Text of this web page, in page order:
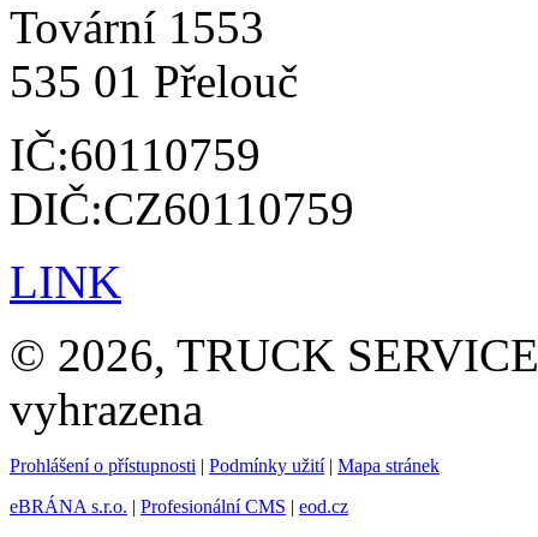
Tovární 1553
535 01 Přelouč
IČ:60110759
DIČ:CZ60110759
LINK
© 2026, TRUCK
vyhrazena
Prohlášení o přístupnosti | Podmínky užití| Mapa stránek
eBRÁNA s.r.o. | Profesionální CMS | eod.cz